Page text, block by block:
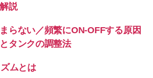
説
らない／頻繁にON-OFFする原因
タンクの調整法
ムとは